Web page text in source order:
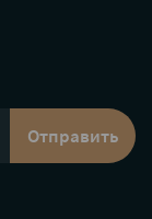
Отправить